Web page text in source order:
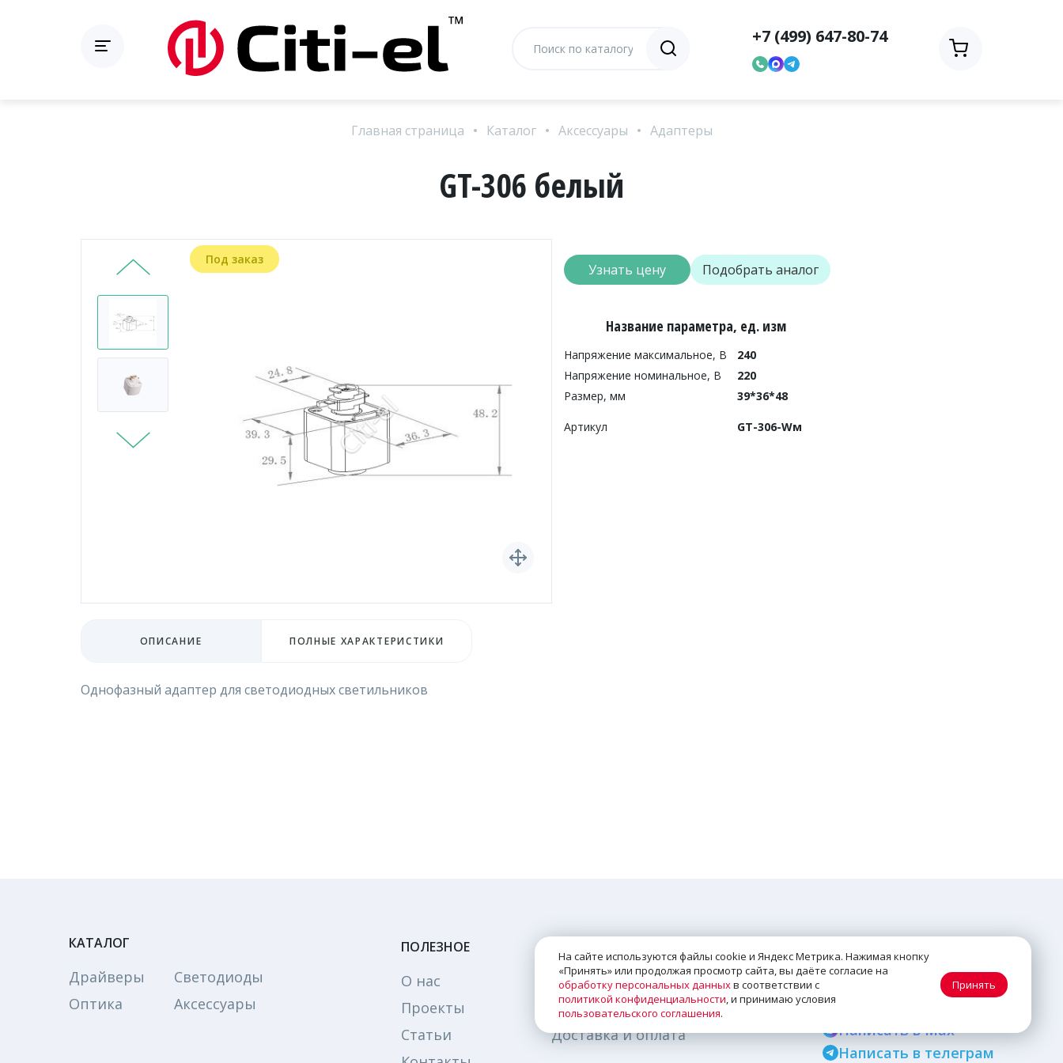
+7 (499) 647-80-74
Главная страница Каталог Аксессуары Адаптеры
GT-306 белый
Под заказ
Подобрать аналог
Узнать цену
Название параметра, ед. изм
Напряжение максимальное, В
240
Напряжение номинальное, В
220
Размер, мм
39*36*48
Артикул GT-306-Wм
ОПИСАНИЕ ПОЛНЫЕ ХАРАКТЕРИСТИКИ
Однофазный адаптер для светодиодных светильников
КАТАЛОГ
Драйверы
Светодиоды
Оптика
Аксессуары
ПОЛЕЗНОЕ
О нас
Каталог
Проекты
Технологии
Статьи
Доставка и оплата
+7 (499) 647-80-74
Написать в Max
Написать в телеграм
На сайте используются файлы cookie и Яндекс Метрика. Нажимая кнопку
«Принять» или продолжая просмотр сайта, вы даёте согласие на
обработку персональных данныхв соответствии с
политикой конфиденциальности, и принимаю условия
пользовательского соглашения.
Принять